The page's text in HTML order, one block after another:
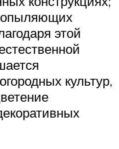
опыляющих
этой
культур,